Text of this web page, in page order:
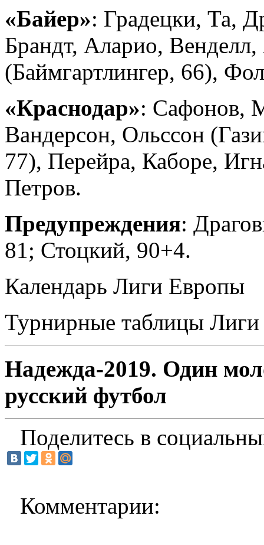
«Байер»: Градецки, Та,
Брандт, Аларио,
(Баймгартлингер, 66),
«Краснодар»: Сафонов,
Вандерсон, Ольссон
77), Перейра, Каборе,
Петров.
Предупреждения:
81; Стоцкий, 90+4.
Календарь Лиги Европы
Турнирные таблицы
Надежда-2019. Один
русский футбол
Поделитесь в
Комментарии: